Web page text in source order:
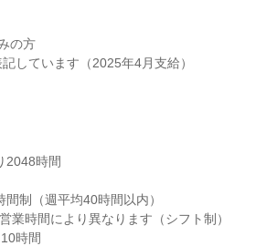
2048時間
制（週平均40時間以内）
業時間により異なります（シフト制）
時間